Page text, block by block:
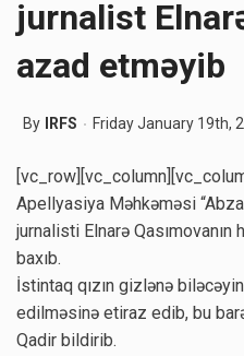
jurnalist
azad etməyib
By IRFS Friday January 19th,
Apellyasiya Məhkəməsi
jurnalisti Elnarə
baxıb.
İstintaq qızın gizlənə
edilməsinə etiraz edib, bu
Qadir bildirib.